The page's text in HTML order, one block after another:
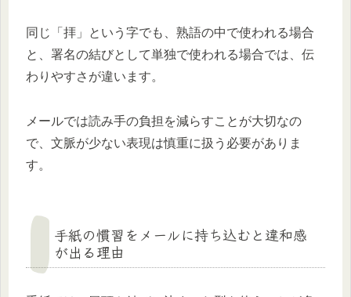
同じ「拝」という字でも、熟語の中で使われる場合
と、署名の結びとして単独で使われる場合では、伝
わりやすさが違います。
メールでは読み手の負担を減らすことが大切なの
で、文脈が少ない表現は慎重に扱う必要がありま
す。
手紙の慣習をメールに持ち込むと違和感
が出る理由